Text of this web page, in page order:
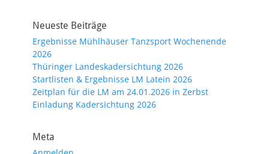
Neueste Beiträge
Ergebnisse Mühlhäuser Tanzsport Wochenende
2026
Thüringer Landeskadersichtung 2026
Startlisten & Ergebnisse LM Latein 2026
Zeitplan für die LM am 24.01.2026 in Zerbst
Einladung Kadersichtung 2026
Meta